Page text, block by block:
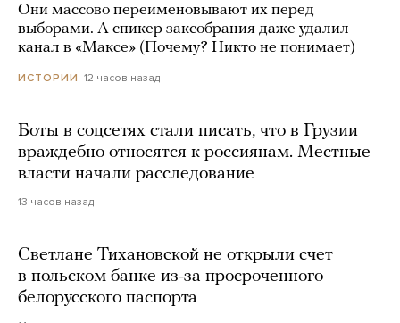
Они массово переименовывают их перед
выборами. А спикер заксобрания даже удалил
канал в «Максе» (Почему? Никто не понимает)
ИСТОРИИ 12 часов назад
Боты в соцсетях стали писать, что в Грузии
враждебно относятся к россиянам. Местные
власти начали расследование
13 часов назад
Светлане Тихановской не открыли счет
в польском банке из-за просроченного
белорусского паспорта